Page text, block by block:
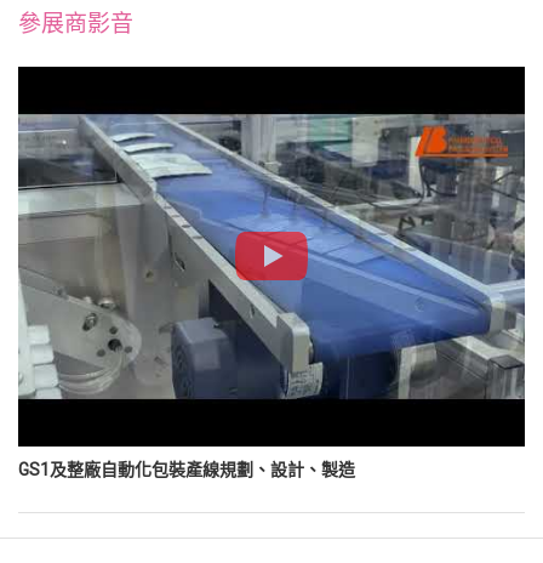
參展商影音
GS1及整廠自動化包裝產線規劃、設計、製造